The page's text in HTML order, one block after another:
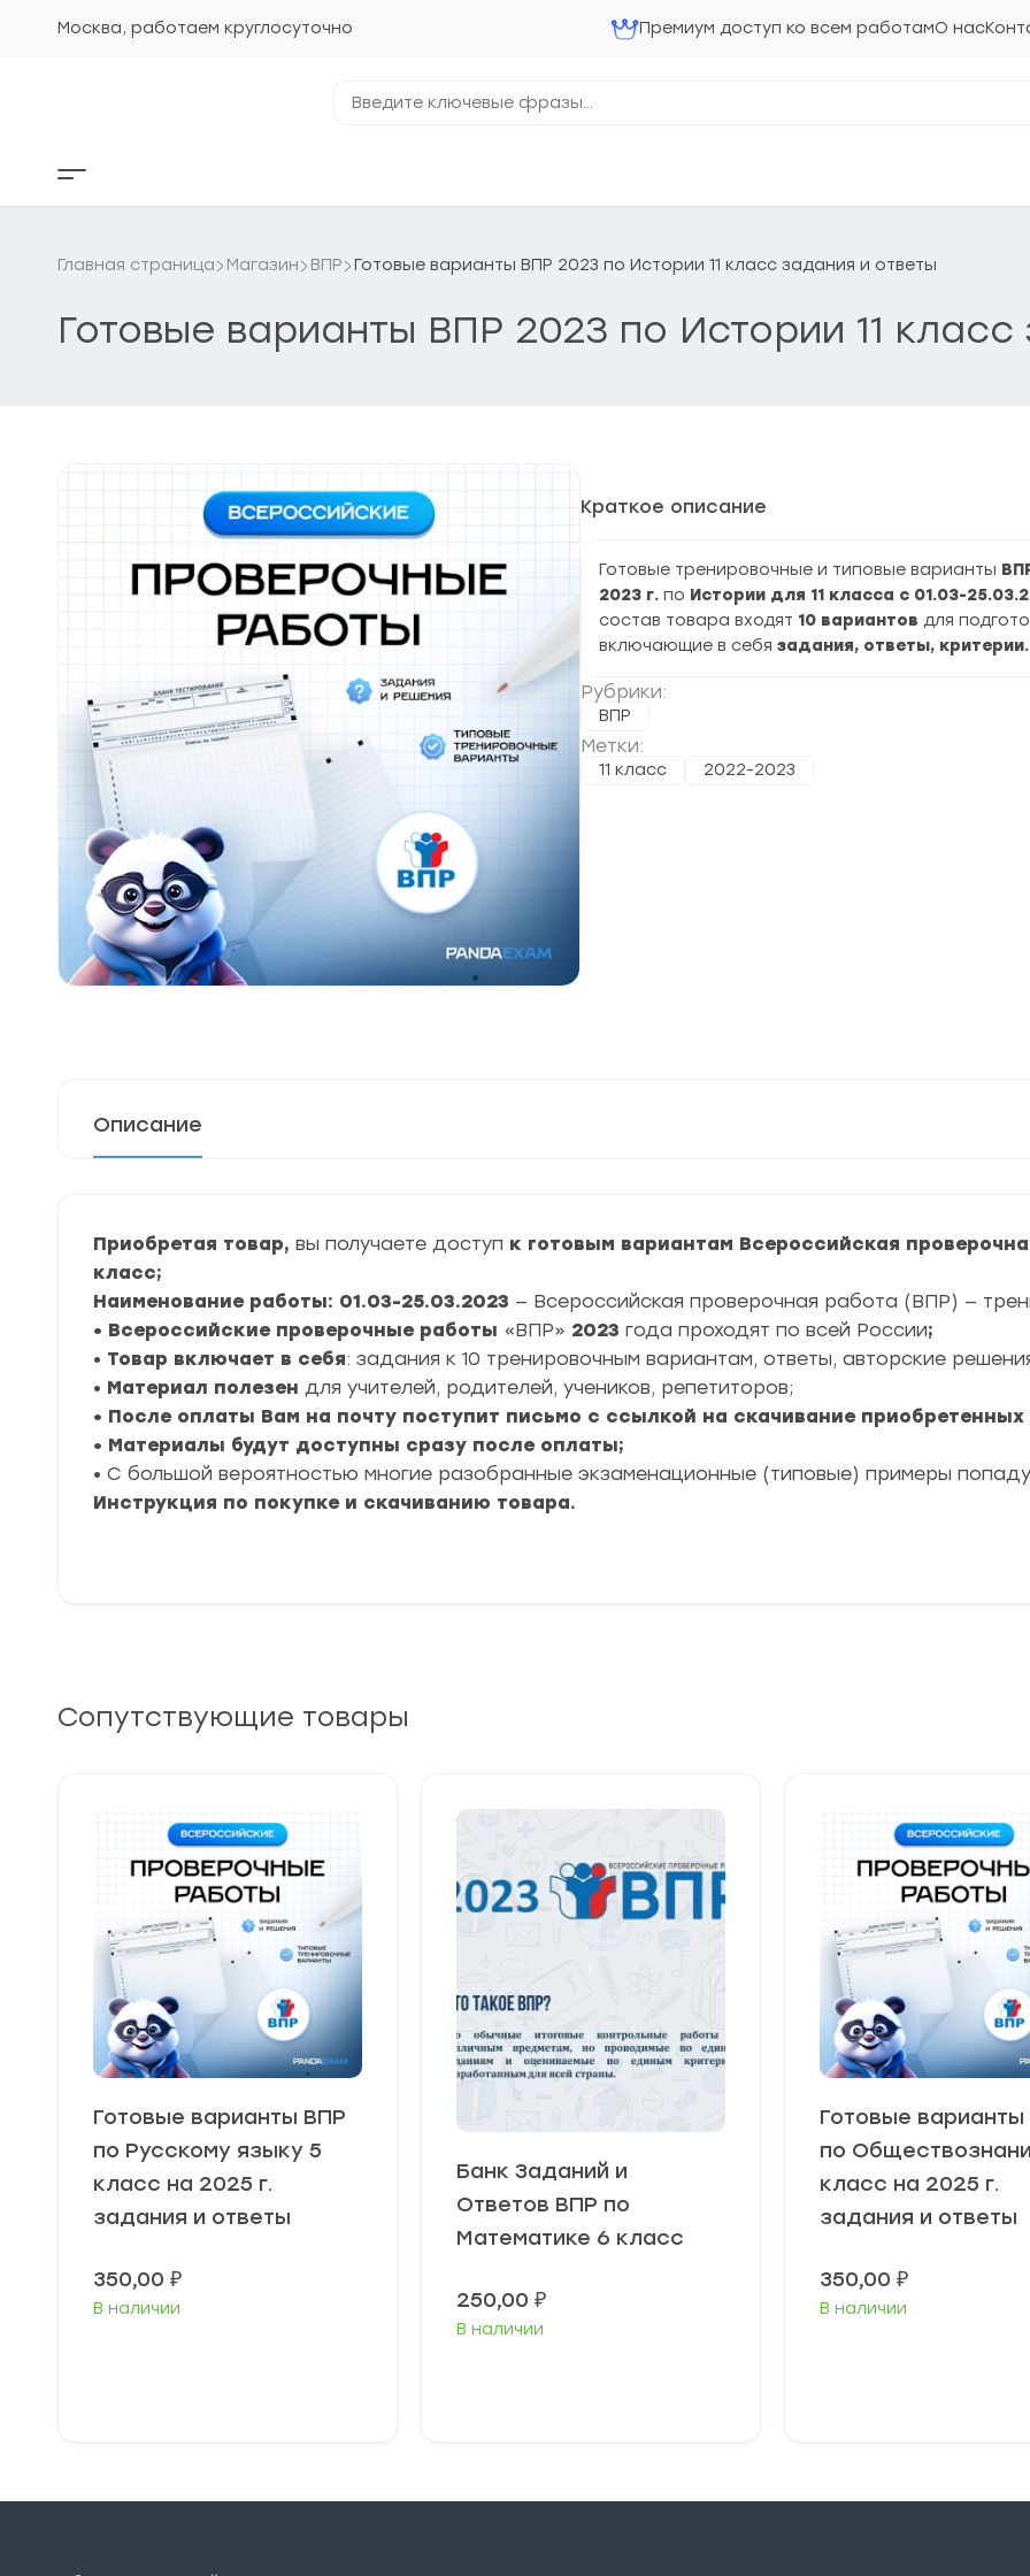
Москва, работаем круглосуточно Премиум доступ ко всем работамО нас
ключевые
Кнопка
бокового
Главная страница Магазин ВПР Готовые варианты ВПР 2023 по Истории 11 класс задания и ответы
Готовые варианты ВПР 2023 по Истории 11 класс
Краткое описание
Готовые тренировочные и типовые варианты
2023 г. по Истории для 11 класса с 01.03-
состав товара входят 10 вариантов для
включающие в себя задания, ответы, критерии.
Рубрики:
ВПР
Метки:
11 класс 2022-2023
Описание
Приобретая товар, вы получаете доступ к готовым вариантам Всероссийская
класс;
Наименование работы: 01.03-25.03.2023 — Всероссийская проверочная работа (ВПР) —
• Всероссийские проверочные работы «ВПР» 2023 года проходят по всей России;
• Товар включает в себя: задания к 10 тренировочным вариантам, ответы, авторские
• Материал полезен для учителей, родителей, учеников, репетиторов;
• После оплаты Вам на почту поступит письмо с ссылкой на скачивание приобретенных
• Материалы будут доступны сразу после оплаты;
• С большой вероятностью многие разобранные экзаменационные (типовые) примеры
Инструкция по покупке и скачиванию товара.
Сопутствующие товары
Готовые варианты ВПР
по Русскому языку 5
класс на 2025 г.
задания и ответы
350,00 ₽
В наличии
Банк Заданий и
Ответов ВПР по
Математике 6 класс
250,00 ₽
В наличии
Готовые
по
класс на 2025 г.
задания и ответы
350,00 ₽
В наличии